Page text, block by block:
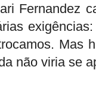
Fernandez
Mas
não viria se